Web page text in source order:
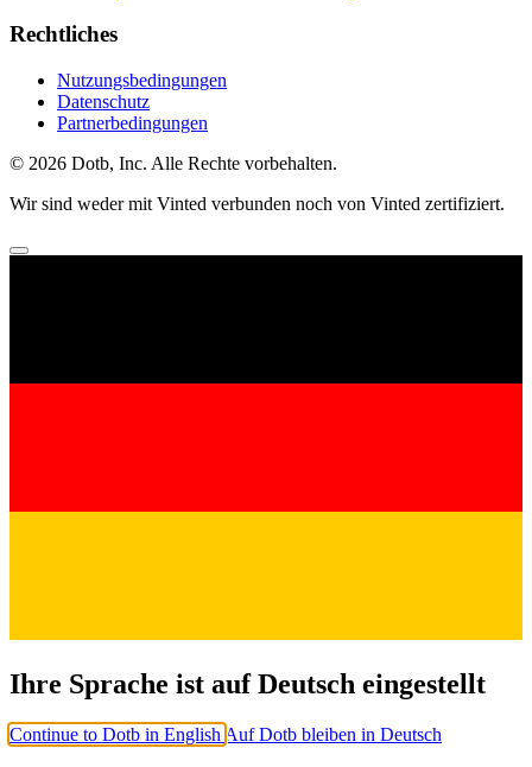
Rechtliches
Nutzungsbedingungen
Datenschutz
Partnerbedingungen
© 2026 Dotb, Inc. Alle Rechte vorbehalten.
Wir sind weder mit Vinted verbunden noch von Vinted zertifiziert.
Ihre Sprache ist auf Deutsch eingestellt
Continue to Dotb in English Auf Dotb bleiben in Deutsch